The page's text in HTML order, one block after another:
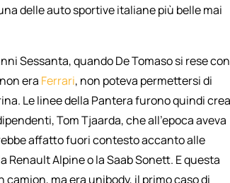
delle auto sportive italiane più belle mai
Sessanta, quando De Tomaso si rese
era Ferrari, non poteva permettersi di
Le linee della Pantera furono quindi
Tom Tjaarda, che all'epoca aveva
affatto fuori contesto accanto alle
Renault Alpine o la Saab Sonett. E questa
ma era unibody, il primo caso di